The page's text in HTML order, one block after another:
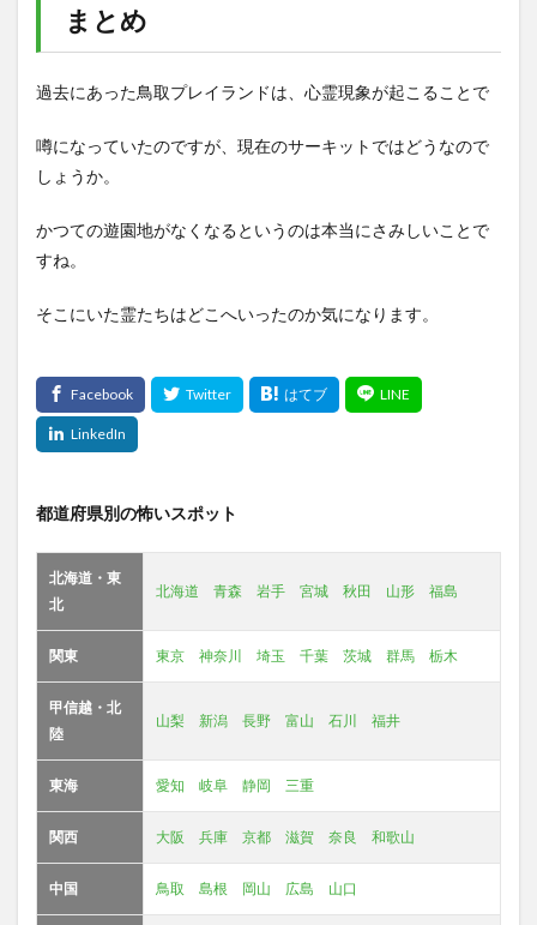
まとめ
過去にあった鳥取プレイランドは、心霊現象が起こることで
噂になっていたのですが、現在のサーキットではどうなので
しょうか。
かつての遊園地がなくなるというのは本当にさみしいことで
すね。
そこにいた霊たちはどこへいったのか気になります。
都道府県別の怖いスポット
北海道・東
北
北海道 青森 岩手 宮城 秋田 山形 福島
関東 東京 神奈川 埼玉 千葉 茨城 群馬 栃木
甲信越・北
陸
山梨 新潟 長野 富山 石川 福井
東海 愛知 岐阜 静岡 三重
関西 大阪 兵庫 京都 滋賀 奈良 和歌山
中国 鳥取 島根 岡山 広島 山口